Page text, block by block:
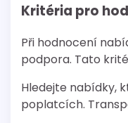
Kritéria pro
Při hodnocení
podpora. Tato
Hledejte nabídky,
poplatcích.